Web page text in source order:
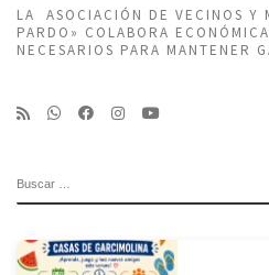
LA ASOCIACIÓN DE VECINOS Y
PARDO» COLABORA
NECESARIOS PARA MANTENER